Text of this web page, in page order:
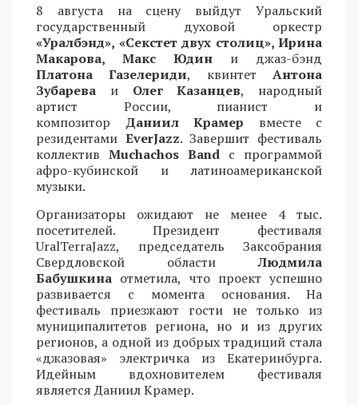
8 августа на сцену выйдут Уральский
государственный духовой оркестр
«Уралбэнд», «Секстет двух столиц», Ирина
Макарова, Макс Юдин и джаз-бэнд
Платона Газелериди, квинтетАнтона
Зубарева и Олег Казанцев, народный
артист России, пианист и
композитор Даниил Крамер вместе с
резидентами EverJazz. Завершит фестиваль
коллектив Muchachos Band с программой
афро-кубинской и латиноамериканской
музыки.
Организаторы ожидают не менее 4 тыс.
посетителей. Президент фестиваля
UralTerraJazz, председатель Заксобрания
Свердловской областиЛюдмила
Бабушкина отметила, что проект успешно
развивается с момента основания. На
фестиваль приезжают гости не только из
муниципалитетов региона, но и из других
регионов, а одной из добрых традиций стала
«джазовая» электричка из Екатеринбурга.
Идейным вдохновителем фестиваля
является Даниил Крамер.